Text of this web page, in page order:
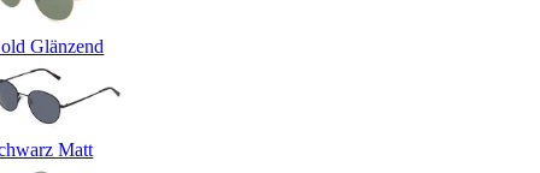
Glänzend
Matt